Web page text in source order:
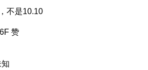
不是10.10
赞